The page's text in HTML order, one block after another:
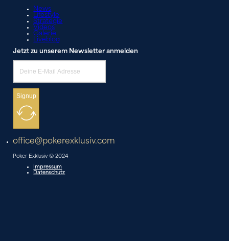
News
Lifestyle
Strategie
Videos
Galerie
Liveblog
Jetzt zu unserem Newsletter anmelden
Signup
office@pokerexklusiv.com
Poker Exklusiv © 2024
Impressum
Datenschutz